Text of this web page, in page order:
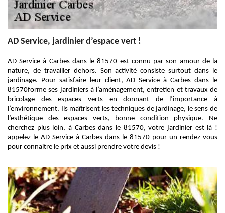
AD Service, jardinier d’espace vert !
AD Service à Carbes dans le 81570 est connu par son amour de la
nature, de travailler dehors. Son activité consiste surtout dans le
jardinage. Pour satisfaire leur client, AD Service à Carbes dans le
81570forme ses jardiniers à l’aménagement, entretien et travaux de
bricolage des espaces verts en donnant de l’importance à
l’environnement. Ils maîtrisent les techniques de jardinage, le sens de
l’esthétique des espaces verts, bonne condition physique. Ne
cherchez plus loin, à Carbes dans le 81570, votre jardinier est là !
appelez le AD Service à Carbes dans le 81570 pour un rendez-vous
pour connaitre le prix et aussi prendre votre devis !